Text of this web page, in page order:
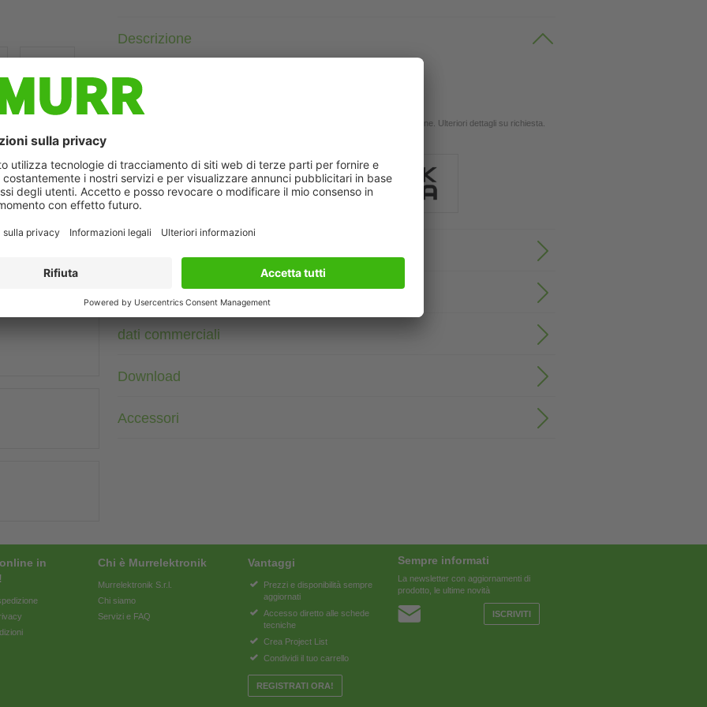
differire dall'immagine
Descrizione
M12, 5 poli
Schermato
con portatarghetta
Custodie plastica con buona resistenza contro agenti chimici e oli
La resistenza agli agenti aggressivi deve essere testata per la singola applicazione. Ulteriori dettagli su richiesta.
Dati del cavo
dati commerciali
Download
Accessori
in
Chi è Murrelektronik
Murrelektronik S.r.l.
Chi siamo
Servizi e FAQ
Vantaggi
Prezzi e disponibilità sempre
aggiornati
Accesso diretto alle schede
tecniche
Crea Project List
Condividi il tuo carrello
REGISTRATI ORA!
Sempre informati
La newsletter con aggiornamenti di
prodotto, le ultime novità
ISCRIVITI